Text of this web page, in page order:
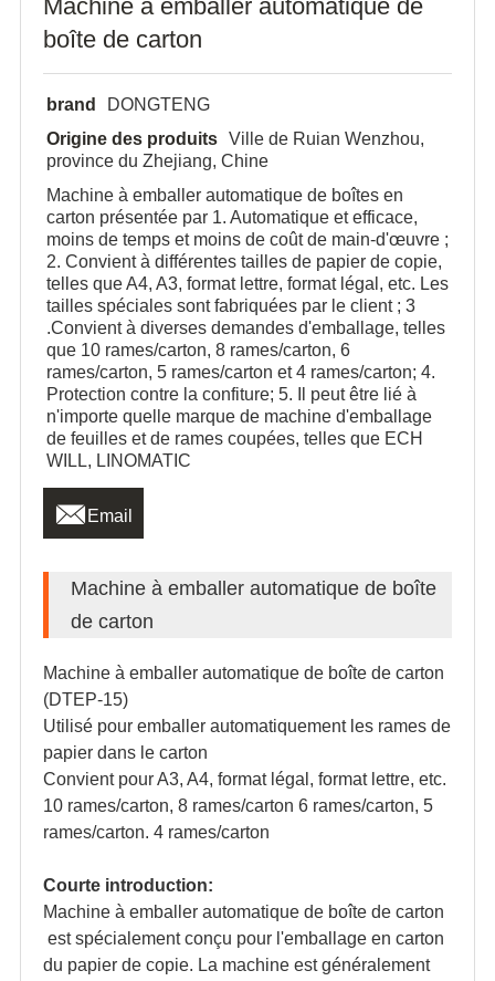
Machine à emballer automatique de
boîte de carton
brand
DONGTENG
Origine des produits Ville de Ruian Wenzhou,
province du Zhejiang, Chine
Machine à emballer automatique de boîtes en
carton présentée par 1. Automatique et efficace,
moins de temps et moins de coût de main-d'œuvre ;
2. Convient à différentes tailles de papier de copie,
telles que A4, A3, format lettre, format légal, etc. Les
tailles spéciales sont fabriquées par le client ; 3
.Convient à diverses demandes d'emballage, telles
que 10 rames/carton, 8 rames/carton, 6
rames/carton, 5 rames/carton et 4 rames/carton; 4.
Protection contre la confiture; 5. Il peut être lié à
n'importe quelle marque de machine d'emballage
de feuilles et de rames coupées, telles que ECH
WILL, LINOMATIC
 Email
Machine à emballer automatique de boîte
de carton
Machine à emballer automatique de boîte de carton
(DTEP-15)
Utilisé pour emballer automatiquement les rames de
papier dans le carton
Convient pour A3, A4, format légal, format lettre, etc.
10 rames/carton, 8 rames/carton 6 rames/carton, 5
rames/carton. 4 rames/carton
Courte introduction:
Machine à emballer automatique de boîte de carton
est spécialement conçu pour l'emballage en carton
du papier de copie. La machine est généralement